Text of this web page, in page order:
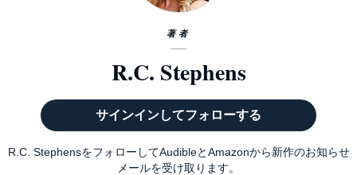
著者
R.C. Stephens
サインインしてフォローする
R.C. StephensをフォローしてAudibleとAmazonから新作のお知らせ
メールを受け取ります。